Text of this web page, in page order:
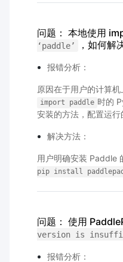
问题： 本地使用
‘paddle’ ，如何解
报错分析：
原因在于用户的计算
import paddle 时的
安装的方法，配置运
解决方法：
用户明确安装 Paddle
pip install
问题： 使用
version is
报错分析：